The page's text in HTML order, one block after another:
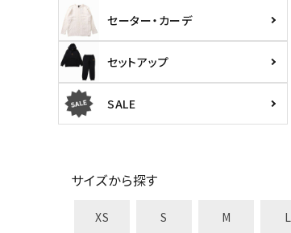
search
サイズ
セーター・カーデ
セットアップ
SALE
サイズから探す
XS S M L